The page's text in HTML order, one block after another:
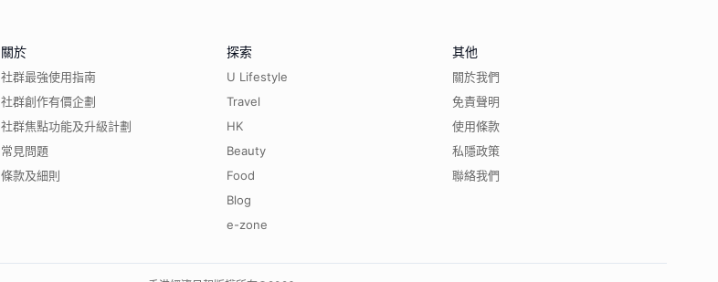
關於
社群最強使用指南
社群創作有價企劃
社群焦點功能及升級計劃
常見問題
條款及細則
探索
U Lifestyle
Travel
HK
Beauty
Food
Blog
e-zone
其他
關於我們
免責聲明
使用條款
私隱政策
聯絡我們